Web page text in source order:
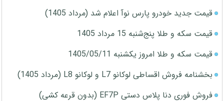
قیمت جدید خودرو پارس نوآ اعلام شد (مرداد 1405)
قیمت سکه و طلا پنج‌شنبه 15 مرداد 1405
قیمت سکه و طلا امروز یکشنبه 1405/05/11
بخشنامه فروش اقساطی لوکانو L7 و لوکانو L8 (مرداد 1405)
فروش فوری دنا پلاس دستی EF7P (بدون قرعه کشی)